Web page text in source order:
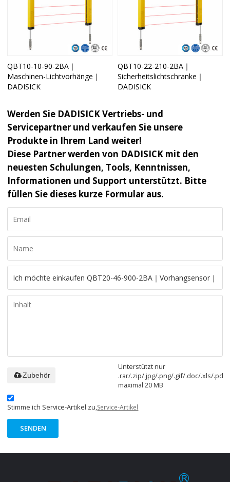
QBT10-10-90-2BA｜
Maschinen-Lichtvorhänge｜
DADISICK
QBT10-22-210-2BA｜
Sicherheitslichtschranke｜
DADISICK
Werden Sie DADISICK Vertriebs- und
Servicepartner und verkaufen Sie unsere
Produkte in Ihrem Land weiter!
Diese Partner werden von DADISICK mit den
neuesten Schulungen, Tools, Kenntnissen,
Informationen und Support unterstützt. Bitte
füllen Sie dieses kurze Formular aus.
Unterstützt nur
.rar/.zip/.jpg/.png/.gif/.doc/.xls/.pdf,
maximal 20 MB
Zubehör
Stimme ich Service-Artikel zu,Service-Artikel
SENDEN